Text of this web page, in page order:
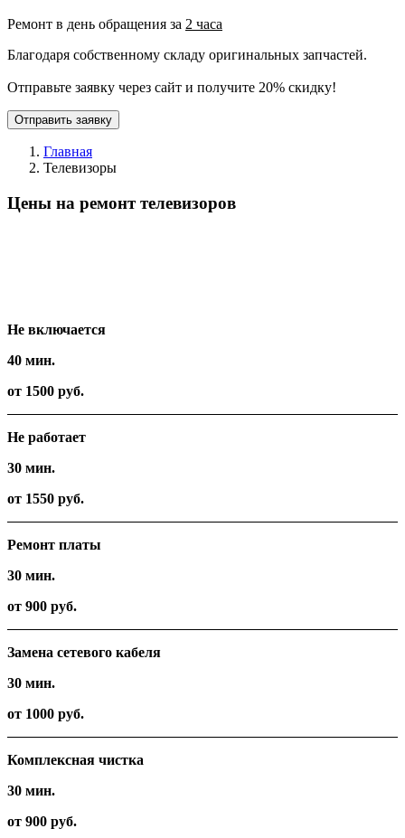
Ремонт в день обращения за 2 часа
Благодаря собственному складу оригинальных запчастей.
Отправьте заявку через сайт и получите 20% скидку!
Отправить заявку
Главная
Телевизоры
Цены на ремонт телевизоров
Не включается
40 мин.
от 1500 руб.
Не работает
30 мин.
от 1550 руб.
Ремонт платы
30 мин.
от 900 руб.
Замена сетевого кабеля
30 мин.
от 1000 руб.
Комплексная чистка
30 мин.
от 900 руб.